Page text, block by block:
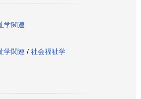
学関連
学関連 / 社会福祉学